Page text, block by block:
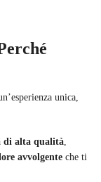
unica,
di alta qualità,
avvolgente che ti